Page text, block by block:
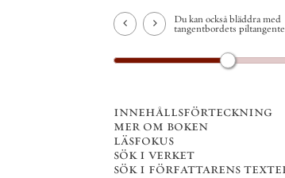
Du kan också bläddra med
tangentbordets
innehållsförteckning
mer om boken
läsfokus
sök i verket
sök i författarens